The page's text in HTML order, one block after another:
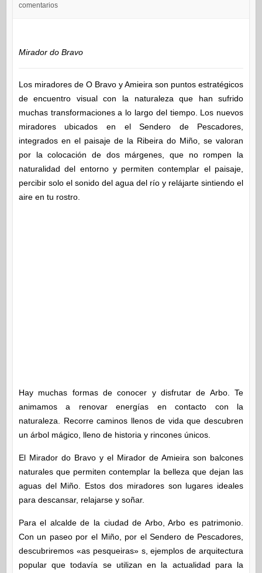
comentarios
Mirador do Bravo
Los miradores de O Bravo y Amieira son puntos estratégicos
de encuentro visual con la naturaleza que han sufrido
muchas transformaciones a lo largo del tiempo. Los nuevos
miradores ubicados en el Sendero de Pescadores,
integrados en el paisaje de la Ribeira do Miño, se valoran
por la colocación de dos márgenes, que no rompen la
naturalidad del entorno y permiten contemplar el paisaje,
percibir solo el sonido del agua del río y relájarte sintiendo el
aire en tu rostro.
Hay muchas formas de conocer y disfrutar de Arbo. Te
animamos a renovar energías en contacto con la
naturaleza. Recorre caminos llenos de vida que descubren
un árbol mágico, lleno de historia y rincones únicos.
El Mirador do Bravo y el Mirador de Amieira son balcones
naturales que permiten contemplar la belleza que dejan las
aguas del Miño. Estos dos miradores son lugares ideales
para descansar, relajarse y soñar.
Para el alcalde de la ciudad de Arbo, Arbo es patrimonio.
Con un paseo por el Miño, por el Sendero de Pescadores,
descubriremos «as pesqueiras» s, ejemplos de arquitectura
popular que todavía se utilizan en la actualidad para la